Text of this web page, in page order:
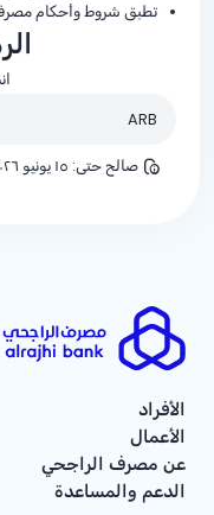
تطبق شروط وأحكام
ARB
صالح حتى: ١٥ يونيو ٢٠٢٦
الأفراد
الأعمال
عن مصرف الراجحي
الدعم والمساعدة